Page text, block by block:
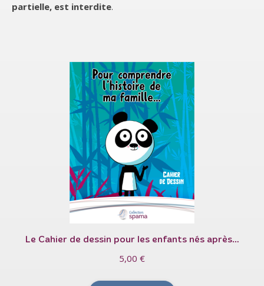
partielle, est interdite.
Le Cahier de dessin pour les enfants nés après…
5,00 €